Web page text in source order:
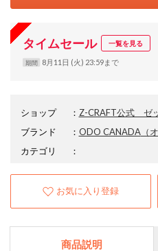
タイムセール 一覧を見る
期間 8月11日 (火) 23:59まで
ショップ ： Z-CRAFT公式 ゼ
ブランド
： ODO CANADA（
カテゴリ
：
お気に入り登録
商品説明